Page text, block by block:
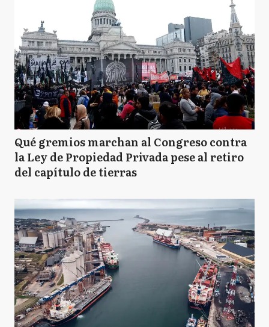
Qué gremios marchan al Congreso contra
la Ley de Propiedad Privada pese al retiro
del capítulo de tierras